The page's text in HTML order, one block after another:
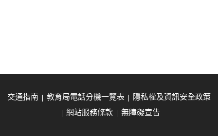
交通指南 教育局電話分機一覽表
隱私權及資訊安全政策
網站服務條款
無障礙宣告